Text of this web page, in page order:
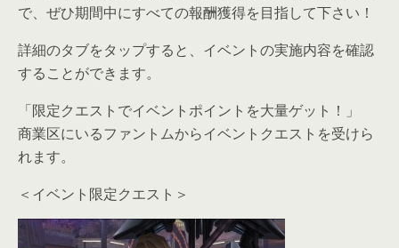
で、ぜひ期間中にすべての報酬獲得を目指して下さい！
詳細のタブをタップすると、イベントの実施内容を確認
することができます。
「限定クエストでイベントポイントを大量ゲット！」
商業区にいるファントムからイベントクエストを受けら
れます。
＜イベント限定クエスト＞